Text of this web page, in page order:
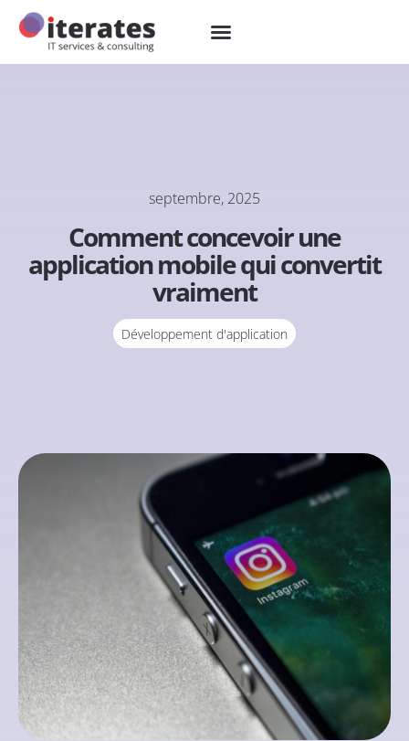
septembre, 2025
Comment concevoir une
application mobile qui convertit
vraiment
Développement d'application